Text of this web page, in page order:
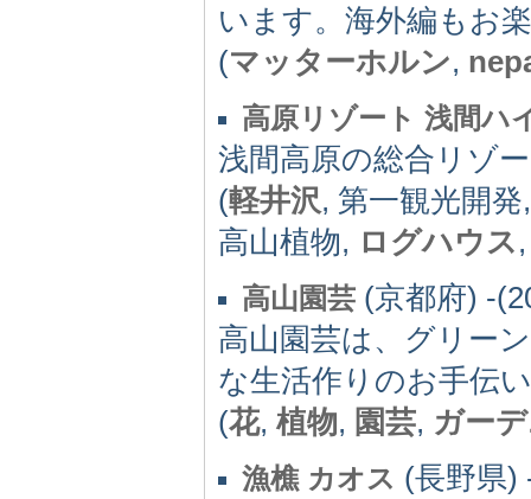
います。海外編もお
(マッターホルン,
高原リゾート 浅間ハ
浅間高原の総合リゾ
(軽井沢, 第一観光開
高山植物, ログハウス
高山園芸 (京都府) -
高山園芸は、グリー
な生活作りのお手伝
(花, 植物, 園芸, ガー
漁樵 カオス (長野県)